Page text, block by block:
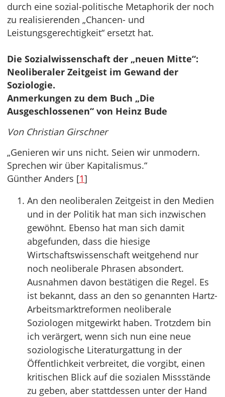
durch eine sozial-politische Metaphorik der noch
zu realisierenden „Chancen- und
Leistungsgerechtigkeit“ ersetzt hat.
Die Sozialwissenschaft der „neuen Mitte“:
Neoliberaler Zeitgeist im Gewand der
Soziologie.
Anmerkungen zu dem Buch „Die
Ausgeschlossenen“ von Heinz Bude
Von Christian Girschner
„Genieren wir uns nicht. Seien wir unmodern.
Sprechen wir über Kapitalismus.“
Günther Anders [1]
An den neoliberalen Zeitgeist in den Medien
und in der Politik hat man sich inzwischen
gewöhnt. Ebenso hat man sich damit
abgefunden, dass die hiesige
Wirtschaftswissenschaft weitgehend nur
noch neoliberale Phrasen absondert.
Ausnahmen davon bestätigen die Regel. Es
ist bekannt, dass an den so genannten Hartz-
Arbeitsmarktreformen neoliberale
Soziologen mitgewirkt haben. Trotzdem bin
ich verärgert, wenn sich nun eine neue
soziologische Literaturgattung in der
Öffentlichkeit verbreitet, die vorgibt, einen
kritischen Blick auf die sozialen Missstände
zu geben, aber stattdessen unter der Hand